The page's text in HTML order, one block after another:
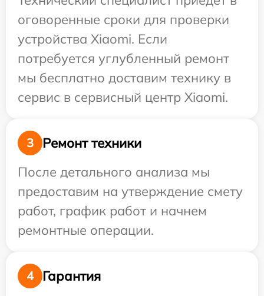
оговоренные сроки для проверки
устройства Xiaomi. Если
потребуется углубленный ремонт
мы бесплатно доставим технику в
сервис в сервисный центр Xiaomi.
3
Ремонт техники
После детального анализа мы
предоставим на утверждение смету
работ, график работ и начнем
ремонтные операции.
4
Гарантия